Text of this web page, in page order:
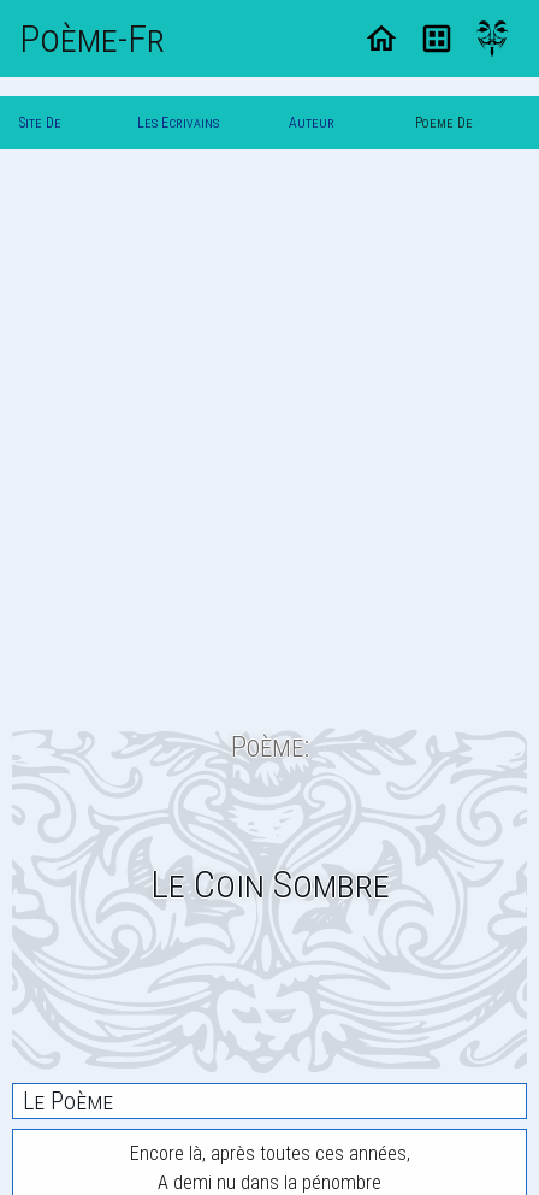
Poème-Fr
Site De Les Ecrivains Auteur Poeme De
Poème:
Le Coin Sombre
Le Poème
Encore là, après toutes ces années,
A demi nu dans la pénombre